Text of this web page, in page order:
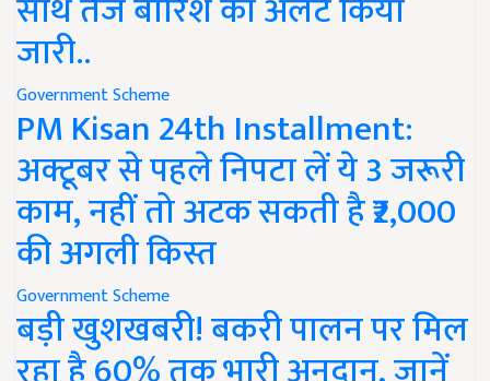
जारी..
Government Scheme
PM Kisan 24th Installment:
अक्टूबर से पहले निपटा लें ये 3 जरूरी
काम, नहीं तो अटक सकती है ₹2,000
की अगली किस्त
Government Scheme
बड़ी खुशखबरी! बकरी पालन पर मिल